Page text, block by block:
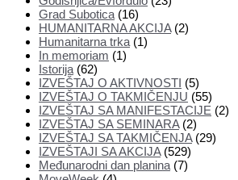
Grad Subotica (16)
HUMANITARNA AKCIJA(2)
Humanitarna trka (1)
In memoriam (1)
Istorija (62)
IZVEŠTAJ O AKTIVNOSTI (5)
IZVEŠTAJ O TAKMIČENJU (55)
IZVEŠTAJ SA MANIFESTACIJE (2)
IZVEŠTAJ SA SEMINARA(2)
IZVEŠTAJ SA TAKMIČENJA(29)
IZVEŠTAJI SA AKCIJA(529)
Međunarodni dan planina (7)